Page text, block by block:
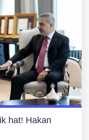
hat! Hakan